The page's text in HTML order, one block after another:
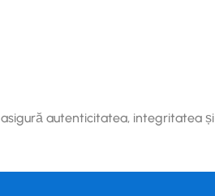
autenticitatea, integritatea și